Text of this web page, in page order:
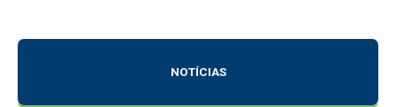
NOTÍCIAS